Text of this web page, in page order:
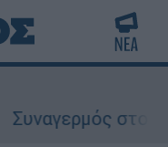
στον